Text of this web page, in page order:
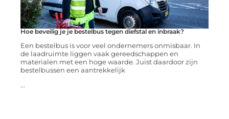
Hoe beveilig je je bestelbus tegen diefstal en inbraak?
Een bestelbus is voor veel ondernemers onmisbaar. In
de laadruimte liggen vaak gereedschappen en
materialen met een hoge waarde. Juist daardoor zijn
bestelbussen een aantrekkelijk
...